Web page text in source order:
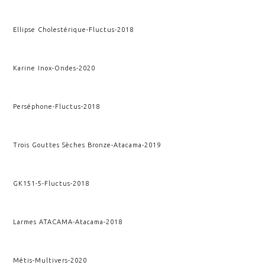
Ellipse Cholestérique-Fluctus-2018
Karine Inox-Ondes-2020
Perséphone-Fluctus-2018
Trois Gouttes Sèches Bronze-Atacama-2019
GK151-5-Fluctus-2018
Larmes ATACAMA-Atacama-2018
Métis-Multivers-2020